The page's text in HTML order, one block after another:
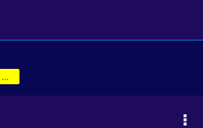
??Â?Necesito un poco de jam??Â?n!